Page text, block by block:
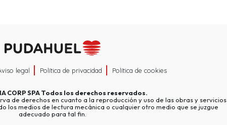
legal Política de privacidad Política de cookies
CORP SPATodos los derechos reservados.
de derechos en cuanto a la reproducción y uso de las obras y servicios
los medios de lectura mecánica o cualquier otro medio que se juzgue
adecuado para tal fin.